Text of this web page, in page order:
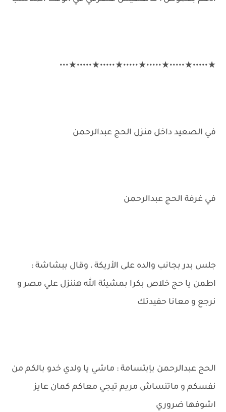
★•••••★•••••★•••••★•••••★•••••★•••••★•••
في الصعيد داخل منزل الحج عبدالرحمن
في غرفة الحج عبدالرحمن
جلس بدر بجانب والده على الأريكة ، وقال ببشاشة :
اطمن يا حج خلاص بكرا بمشيئة الله هننزل علي مصر و
نرجع و معانا حفيدتك
الحج عبدالرحمن بإبتسامة : ماشي يا ولدي خدو بالكم من
نفسكم و ماتنساش مريم تيجي معاكم كمان عايز
اشوفها ضروري